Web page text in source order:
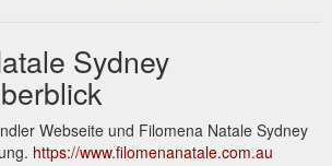
Sydney
Webseite und Filomena Natale Sydney
https://www.filomenanatale.com.au